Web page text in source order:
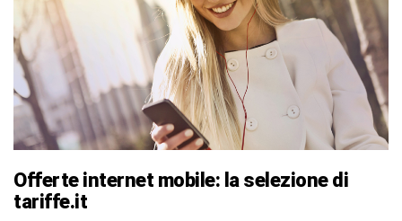
Offerte internet mobile: la selezione di
tariffe.it